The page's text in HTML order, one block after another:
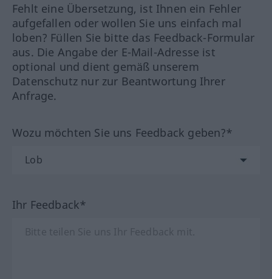
Fehlt eine Übersetzung, ist Ihnen ein Fehler
aufgefallen oder wollen Sie uns einfach mal
loben? Füllen Sie bitte das Feedback-Formular
aus. Die Angabe der E-Mail-Adresse ist
optional und dient gemäß unserem
Datenschutz nur zur Beantwortung Ihrer
Anfrage.
Wozu möchten Sie uns Feedback geben?*
Ihr Feedback*